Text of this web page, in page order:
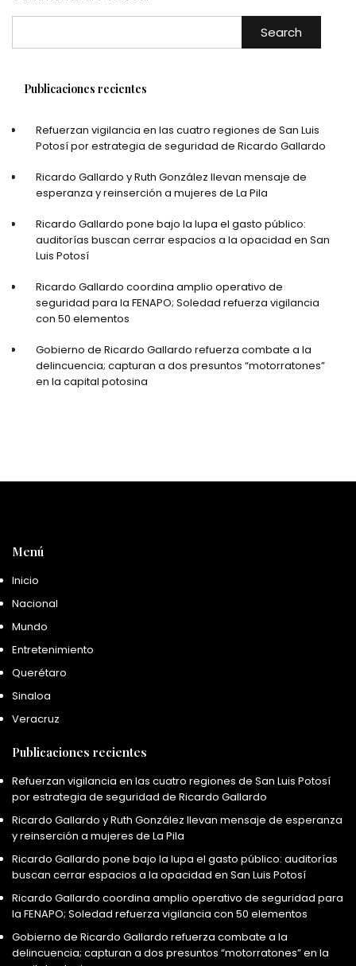
Search
Publicaciones recientes
Refuerzan vigilancia en las cuatro regiones de San Luis
Potosí por estrategia de seguridad de Ricardo Gallardo
Ricardo Gallardo y Ruth González llevan mensaje de
esperanza y reinserción a mujeres de La Pila
Ricardo Gallardo pone bajo la lupa el gasto público:
auditorías buscan cerrar espacios a la opacidad en San
Luis Potosí
Ricardo Gallardo coordina amplio operativo de
seguridad para la FENAPO; Soledad refuerza vigilancia
con 50 elementos
Gobierno de Ricardo Gallardo refuerza combate a la
delincuencia; capturan a dos presuntos “motorratones”
en la capital potosina
Menú
Inicio
Nacional
Mundo
Entretenimiento
Querétaro
Sinaloa
Veracruz
Publicaciones recientes
Refuerzan vigilancia en las cuatro regiones de San Luis Potosí
por estrategia de seguridad de Ricardo Gallardo
Ricardo Gallardo y Ruth González llevan mensaje de esperanza
y reinserción a mujeres de La Pila
Ricardo Gallardo pone bajo la lupa el gasto público: auditorías
buscan cerrar espacios a la opacidad en San Luis Potosí
Ricardo Gallardo coordina amplio operativo de seguridad para
la FENAPO; Soledad refuerza vigilancia con 50 elementos
Gobierno de Ricardo Gallardo refuerza combate a la
delincuencia; capturan a dos presuntos “motorratones” en la